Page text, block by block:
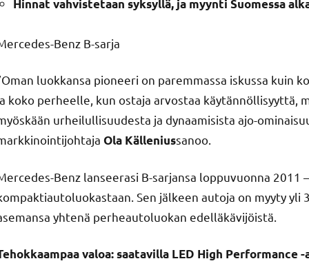
Hinnat vahvistetaan syksyllä, ja myynti Suomessa
Benz B-sarja
luokkansa pioneeri on paremmassa iskussa kuin
koko perheelle, kun ostaja arvostaa
urheilullisuudesta ja dynaamisista ajo-
Ola Källeniussanoo.
Benz lanseerasi B-sarjansa loppuvuonna
Sen jälkeen autoja on myyty
yhtenä perheautoluokan edelläkävijöistä.
valoa: saatavilla LED High Performance